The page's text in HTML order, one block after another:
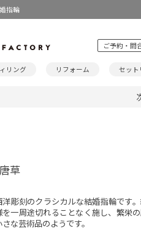
指輪
ご予約・問
リング リフォーム セット
草
洋彫刻のクラシカルな結婚指輪です
を一周途切れることなく施し、繁栄
さな芸術品のようです。